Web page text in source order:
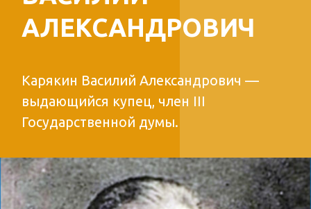
выдающийся купец, член III
Государственной думы.